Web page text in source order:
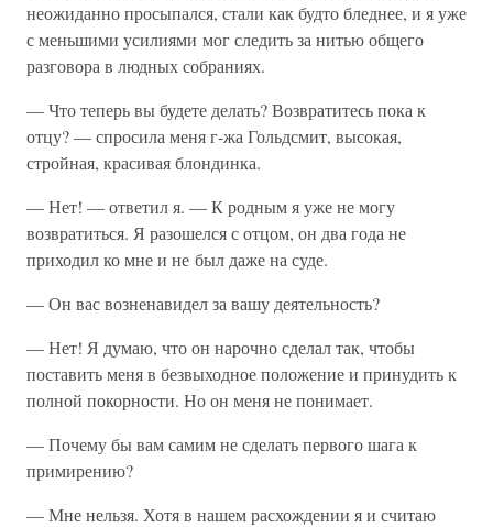
неожиданно просыпался, стали как будто бледнее, и я уже
с меньшими усилиями мог следить за нитью общего
разговора в людных собраниях.
— Что теперь вы будете делать? Возвратитесь пока к
отцу? — спросила меня г-жа Гольдсмит, высокая,
стройная, красивая блондинка.
— Нет! — ответил я. — К родным я уже не могу
возвратиться. Я разошелся с отцом, он два года не
приходил ко мне и не был даже на суде.
— Он вас возненавидел за вашу деятельность?
— Нет! Я думаю, что он нарочно сделал так, чтобы
поставить меня в безвыходное положение и принудить к
полной покорности. Но он меня не понимает.
— Почему бы вам самим не сделать первого шага к
примирению?
— Мне нельзя. Хотя в нашем расхождении я и считаю